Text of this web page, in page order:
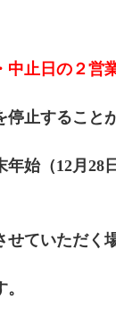
中止日の２営
止すること
始（12月28
ていただく